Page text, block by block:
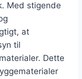
Med stigende
at
til
Dette